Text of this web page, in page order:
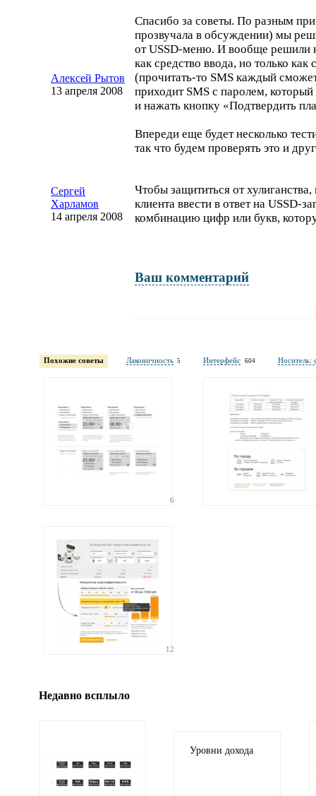
Алексей Рытов
13 апреля 2008
Спасибо за советы. По разным
прозвучала в обсуждении) мы
отUSSD-меню. И вообще решили
как средство ввода, но только как
(прочитать-то SMS каждый
приходит SMS с паролем,
и нажать кнопку «Подтвердить
Впереди еще будет несколько
так что будем проверять это и
Сергей
Харламов
14 апреля 2008
Чтобы защититься от
клиента ввести в ответ на USSD-
комбинацию цифр или букв,
Ваш комментарий
обязательны полностью для публикации
Электронная
Иллюстрация
гиф или джипег шириной не более 700 пикселей
Похожие советы Лаконичность 5 Интерфейс 604 Носитель:
6
12
Недавно всплыло
Уровни дохода